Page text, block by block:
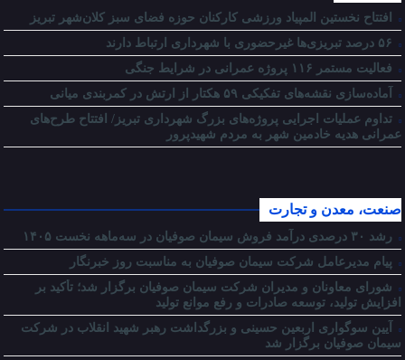
افتتاح نخستین المپیاد ورزشی کارکنان حوزه فضای سبز کلان‌شهر تبریز
فعالیت مستمر ۱۱۶ پروژه عمرانی در شرایط جنگی
آماده‌سازی نقشه‌های تفکیکی ۵۹ هکتار از ارتش در کمربندی میانی
تداوم عملیات اجرایی پروژه‌های بزرگ شهرداری تبریز/ افتتاح طرح‌های
عمرانی هدیه خادمین شهر به مردم شهیدپرور
صنعت، معدن و تجارت
رشد ۳۰ درصدی درآمد فروش سیمان صوفیان در سه‌ماهه نخست ۱۴۰۵
پیام مدیرعامل شرکت سیمان صوفیان به مناسبت روز خبرنگار
شورای معاونان و مدیران شرکت سیمان صوفیان برگزار شد؛ تأکید بر
افزایش تولید، توسعه صادرات و رفع موانع تولید
آیین سوگواری اربعین حسینی و بزرگداشت رهبر شهید انقلاب در شرکت
سیمان صوفیان برگزار شد